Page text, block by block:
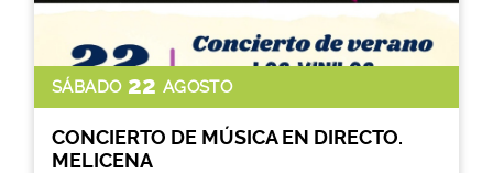
SÁBADO 22 AGOSTO
CONCIERTO DE MÚSICA EN DIRECTO.
MELICENA